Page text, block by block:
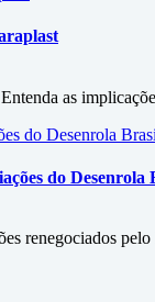
as
do Desenrola
renegociados